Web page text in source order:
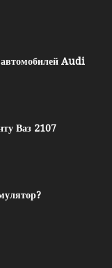
Audi
Ваз 2107